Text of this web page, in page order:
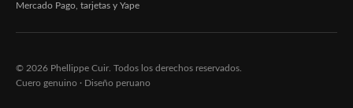
Mercado Pago, tarjetas y Yape
© 2026 Phellippe Cuir. Todos los derechos reservados.
Cuero genuino · Diseño peruano